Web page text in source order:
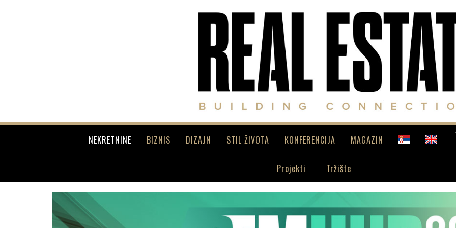
NEKRETNINE BIZNIS DIZAJN STIL ŽIVOTA KONFERENCIJA MAGAZIN
Projekti Tržište